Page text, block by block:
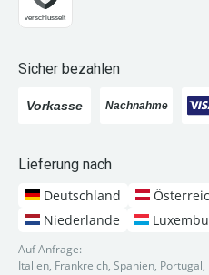
Sicher bezahlen
Lieferung nach
Deutschland
Niederlande
Auf Anfrage:
Italien, Frankreich, Spanien,